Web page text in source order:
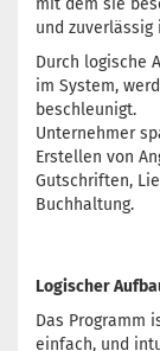
mit dem sie
und
Durch logische
im System,
beschleunigt.
Unternehmer
Erstellen von
Gutschriften,
Buchhaltung.
Logischer
Das Programm
einfach, und